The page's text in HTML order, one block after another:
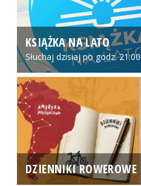
KSIĄŻKA NA LATO
Słuchaj dzisiaj po godz. 21:00
DZIENNIKI ROWEROWE